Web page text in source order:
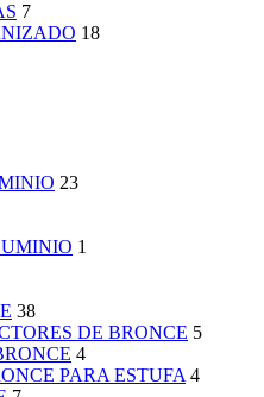
7
18
23
1
38
DE BRONCE 5
4
PARA ESTUFA 4